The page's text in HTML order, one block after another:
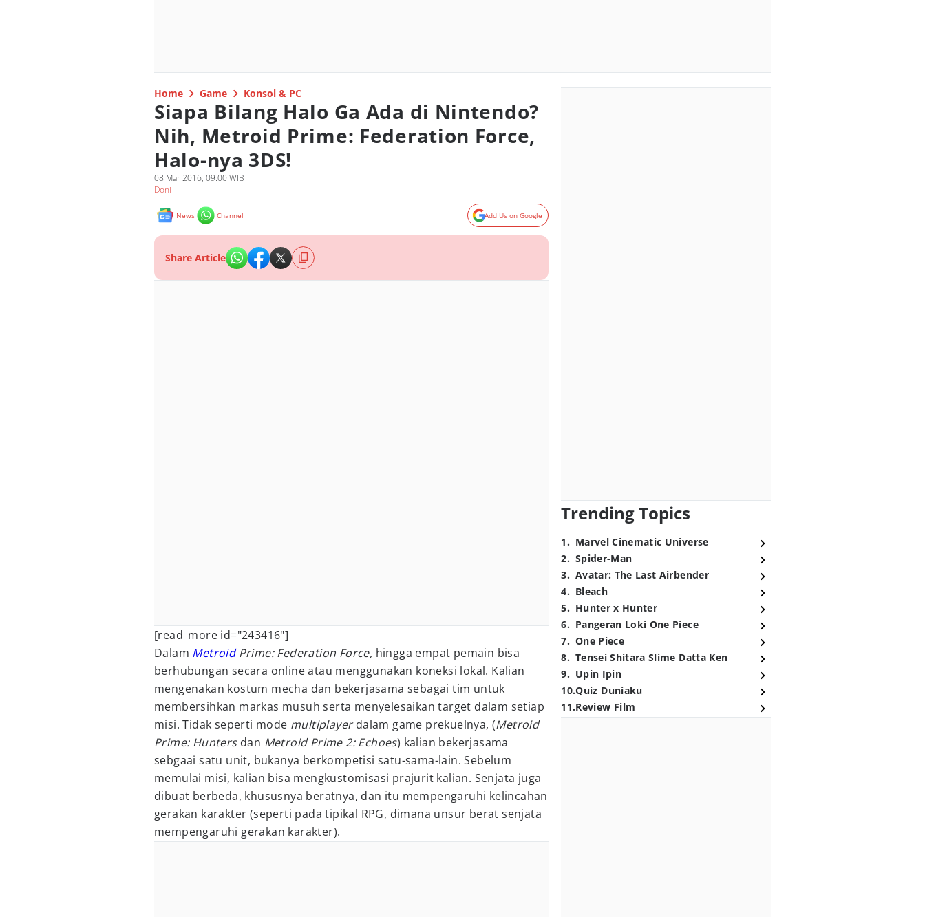
Home Game Konsol & PC
Siapa Bilang Halo Ga Ada di Nintendo?
Nih, Metroid Prime: Federation Force,
Halo-nya 3DS!
08 Mar 2016, 09:00 WIB
Doni
News Channel Add Us on Google
Share Article
[read_more id="243416"]
Dalam MetroidPrime: Federation Force, hingga empat pemain bisa
berhubungan secara online atau menggunakan koneksi lokal. Kalian
mengenakan kostum mecha dan bekerjasama sebagai tim untuk
membersihkan markas musuh serta menyelesaikan target dalam setiap
misi. Tidak seperti mode multiplayerdalam game prekuelnya, (Metroid
Prime: Huntersdan Metroid Prime 2: Echoes) kalian bekerjasama
sebgaai satu unit, bukanya berkompetisi satu-sama-lain. Sebelum
memulai misi, kalian bisa mengkustomisasi prajurit kalian. Senjata juga
dibuat berbeda, khususnya beratnya, dan itu mempengaruhi kelincahan
gerakan karakter (seperti pada tipikal RPG, dimana unsur berat senjata
mempengaruhi gerakan karakter).
Trending Topics
1. Marvel Cinematic Universe
2. Spider-Man
3. Avatar: The Last Airbender
4. Bleach
5. Hunter x Hunter
6. Pangeran Loki One Piece
7. One Piece
8. Tensei Shitara Slime Datta Ken
9. Upin Ipin
10.Quiz Duniaku
11.Review Film